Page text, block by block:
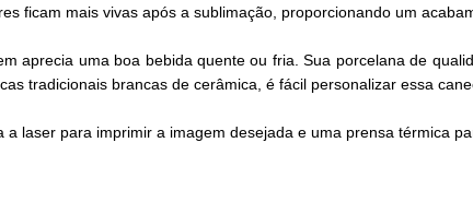
ficam mais vivas após a sublimação, proporcionando um
aprecia uma boa bebida quente ou fria. Sua porcelana de
tradicionais brancas de cerâmica, é fácil personalizar essa
laser para imprimir a imagem desejada e uma prensa térmica